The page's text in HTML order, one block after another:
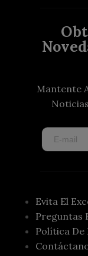
Mantente
Evita El
Preguntas
Política De